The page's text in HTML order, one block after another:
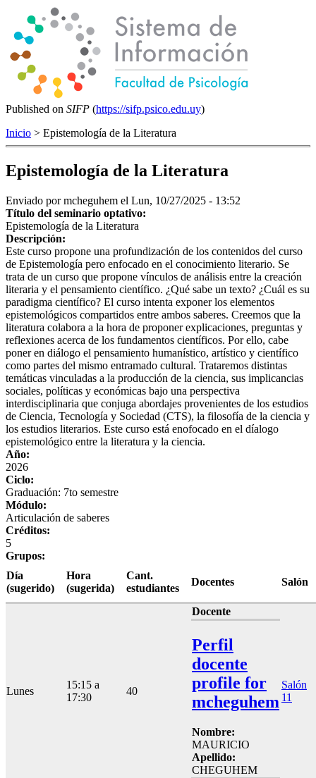
Published on SIFP (https://sifp.psico.edu.uy)
Inicio > Epistemología de la Literatura
Epistemología de la Literatura
Enviado pormcheguhem el Lun, 10/27/2025 - 13:52
Título del seminario optativo:
Epistemología de la Literatura
Descripción:
Este curso propone una profundización de los contenidos del curso
de Epistemología pero enfocado en el conocimiento literario. Se
trata de un curso que propone vínculos de análisis entre la creación
literaria y el pensamiento científico. ¿Qué sabe un texto? ¿Cuál es su
paradigma científico? El curso intenta exponer los elementos
epistemológicos compartidos entre ambos saberes. Creemos que la
literatura colabora a la hora de proponer explicaciones, preguntas y
reflexiones acerca de los fundamentos científicos. Por ello, cabe
poner en diálogo el pensamiento humanístico, artístico y científico
como partes del mismo entramado cultural. Trataremos distintas
temáticas vinculadas a la producción de la ciencia, sus implicancias
sociales, políticas y económicas bajo una perspectiva
interdisciplinaria que conjuga abordajes provenientes de los estudios
de Ciencia, Tecnología y Sociedad (CTS), la filosofía de la ciencia y
los estudios literarios. Este curso está enofocado en el díalogo
epistemológico entre la literatura y la ciencia.
Año:
2026
Ciclo:
Graduación: 7to semestre
Módulo:
Articulación de saberes
Créditos:
5
Grupos:
Día
(sugerido)
Hora
(sugerida)
Cant.
estudiantes
Docentes Salón
Lunes
15:15 a
17:30
40
Docente
Perfil
docente
profile for
mcheguhem
Nombre:
MAURICIO
Apellido:
CHEGUHEM
Salón
11